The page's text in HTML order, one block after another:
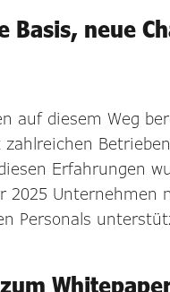
Basis, neue
auf diesem Weg
Erfahrungen
2025 Unternehmen
Personals